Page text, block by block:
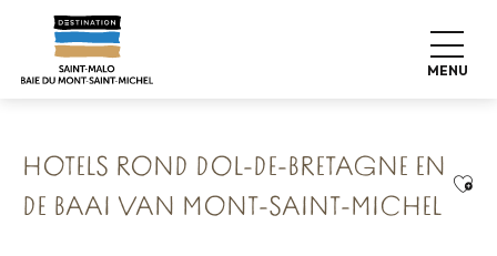
contenu
MENU
Home
Onze 8 bewaarde schatten
Dol-de-Bretagne La Cité Rayonnante
Hotels rond Dol-de-Bretagne en de Baai van Mont-Saint-
Michel
HOTELS ROND DOL-DE-BRETAGNE EN
DE BAAI VAN MONT-SAINT-MICHEL